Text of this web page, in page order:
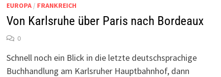
EUROPA/ FRANKREICH
Von Karlsruhe über Paris nach Bordeaux
0
Schnell noch ein Blick in die letzte deutschsprachige
Buchhandlung am Karlsruher Hauptbahnhof, dann